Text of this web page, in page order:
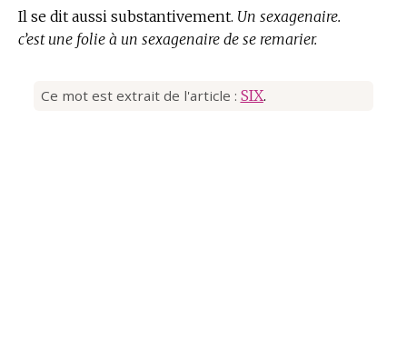
Il se dit aussi substantivement. Un sexagenaire.
c’est une folie à un sexagenaire de se remarier.
Ce mot est extrait de l'article : SIX.